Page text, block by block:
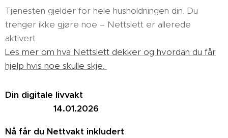
Tjenesten gjelder for hele husholdningen din. Du
trenger ikke gjøre noe – Nettslett er allerede
aktivert.
Les mer om hva Nettslett dekker og hvordan du får
hjelp hvis noe skulle skje.
Din digitale livvakt
14.01.2026
Nå får du Nettvakt inkludert 😎